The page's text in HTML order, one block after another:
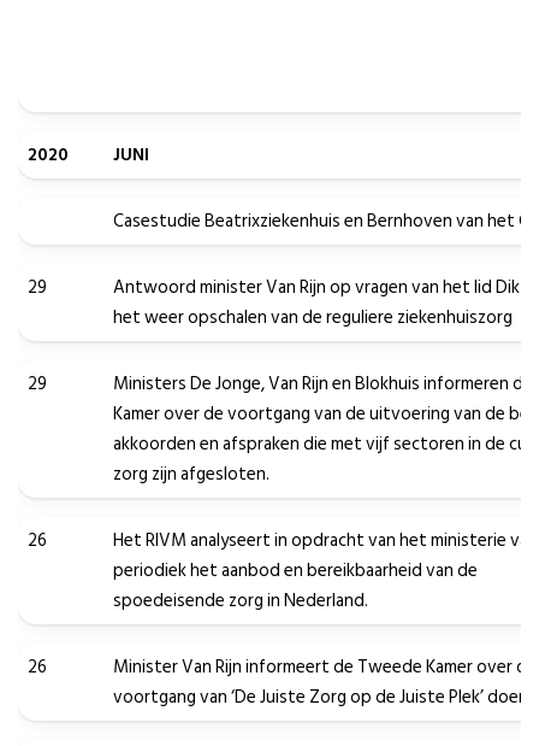
2020 JUNI
Casestudie Beatrixziekenhuis en Bernhoven van het
29
Antwoord minister Van Rijn op vragen van het lid Dik-
het weer opschalen van de reguliere ziekenhuiszorg
29
Ministers De Jonge, Van Rijn en Blokhuis informeren
Kamer over de voortgang van de uitvoering van de
akkoorden en afspraken die met vijf sectoren in de
zorg zijn afgesloten.
26
Het RIVM analyseert in opdracht van het ministerie
periodiek het aanbod en bereikbaarheid van de
spoedeisende zorg in Nederland.
26
Minister Van Rijn informeert de Tweede Kamer over de
voortgang van ‘De Juiste Zorg op de Juiste Plek’ doen